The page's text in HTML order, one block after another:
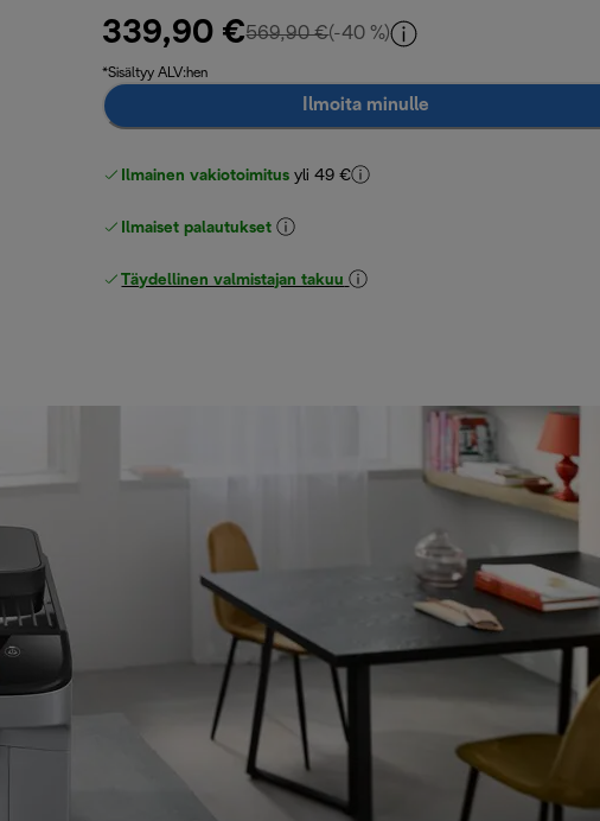
339,90 €569,90 €alkuperäinen hinta 569,90 €
(-40 %)
*Sisältyy ALV:hen
Ilmoita minulle
Ilmainen vakiotoimitus yli 49 €
Ilmaiset palautukset
Täydellinen valmistajan takuu